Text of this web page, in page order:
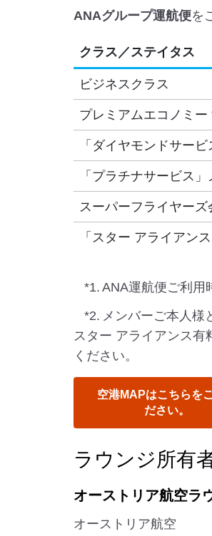
ANAグループ運航便を
クラス／ステイタス
ビジネスクラス
プレミアムエコノミー
「ダイヤモンドサー
「プラチナサービス
スーパーフライヤーズ
「スター アライアン
*1. ANA運航便ご利用
*2. メンバーご本人様
スター アライアンス有
ください。
空港MAPはこちらを
ださい。
ラウンジ所有
オーストリア航空ラ
オーストリア航空